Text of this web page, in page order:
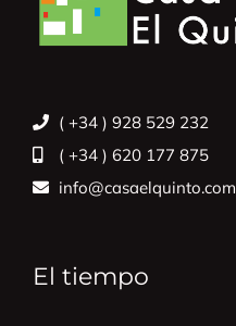
( +34 ) 928 529 232
( +34 ) 620 177 875
info@casaelquinto.com
El tiempo